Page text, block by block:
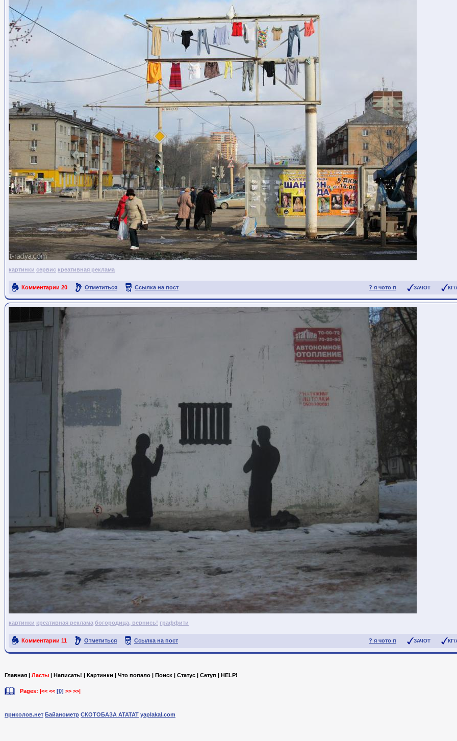
картинки сервис креативная реклама
? я чото п ЗАЧОТ
Комментарии 20 Отметиться Ссылка на пост
картинки креативная реклама богородица, вернись! граффити
? я чото п ЗАЧОТ
Комментарии 11 Отметиться Ссылка на пост
Главная | Ласты | Написать! | Картинки | Что попало | Поиск | Статус | Сетуп | HELP!
Pages: |<< << [0] >> >>|
приколов.нет Байанометр СКОТОБАЗА АТАТАТ yaplakal.com